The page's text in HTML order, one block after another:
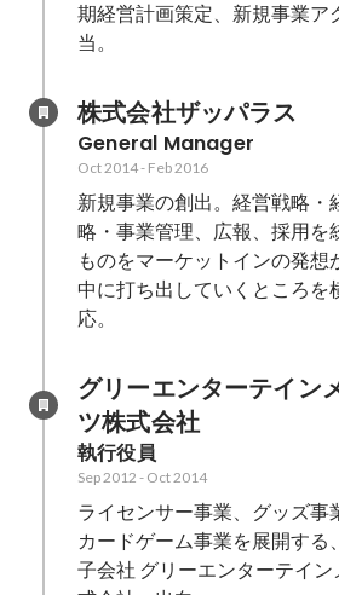
期経営計画策定、新規事業ア
当。
株式会社ザッパラス
General Manager
Oct 2014- Feb 2016
新規事業の創出。経営戦略・
略・事業管理、広報、採用を
ものをマーケットインの発想
中に打ち出していくところを
応。
グリーエンターテイン
ツ株式会社
執行役員
Sep 2012 - Oct 2014
ライセンサー事業、グッズ事
カードゲーム事業を展開する
子会社 グリーエンターテイ